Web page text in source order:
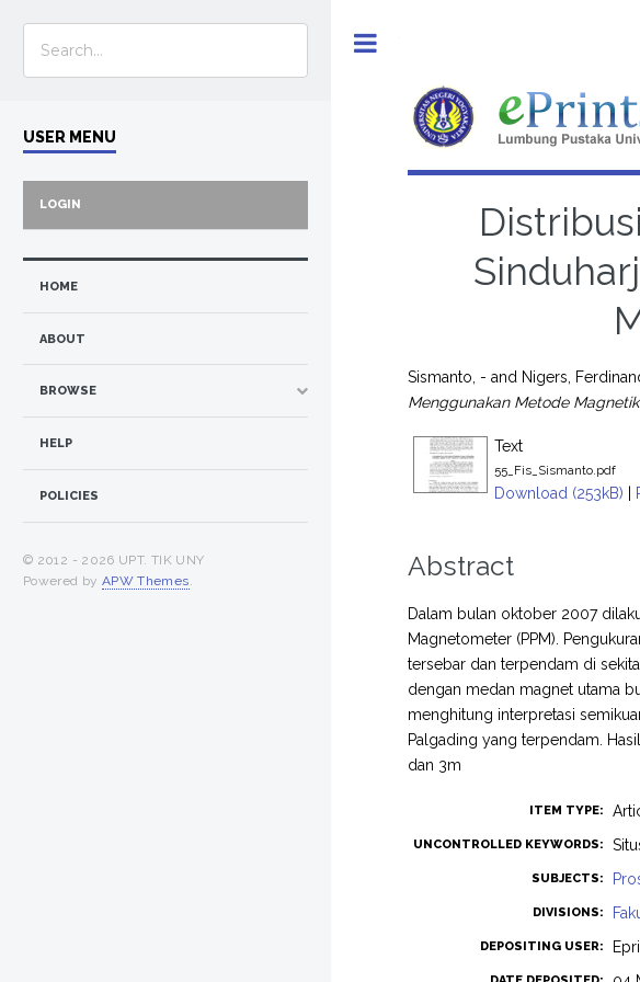
Sismanto, - and Nigers,
Menggunakan Metode Magnetik.
Text
55_Fis_Sismanto.pdf
Download (253kB) |
Abstract
Dalam bulan oktober 2007
Magnetometer (PPM).
tersebar dan terpendam di
dengan medan magnet utama
menghitung interpretasi
Palgading yang terpendam.
dan 3m
ITEM TYPE:
UNCONTROLLED KEYWORDS:
SUBJECTS:
DIVISIONS:
DEPOSITING USER:
USER MENU
LOGIN
HOME
ABOUT
BROWSE
HELP
POLICIES
© 2012 - 2026 UPT. TIK UNY
Powered by APW Themes